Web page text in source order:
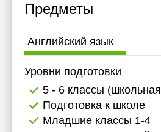
Предметы
Английский язык
Уровни подготовки
5 - 6 классы
Подготовка к школе
Младшие классы 1-4